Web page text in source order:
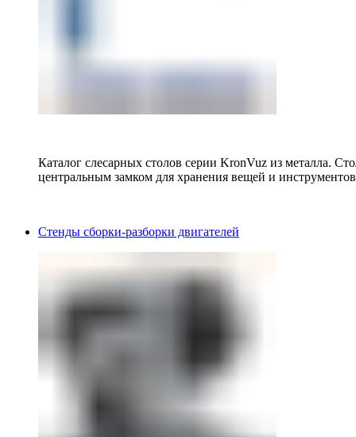
Каталог слесарных столов серии KronVuz из металла.
центральным замком для хранения вещей и
Стенды сборки-разборки двигателей